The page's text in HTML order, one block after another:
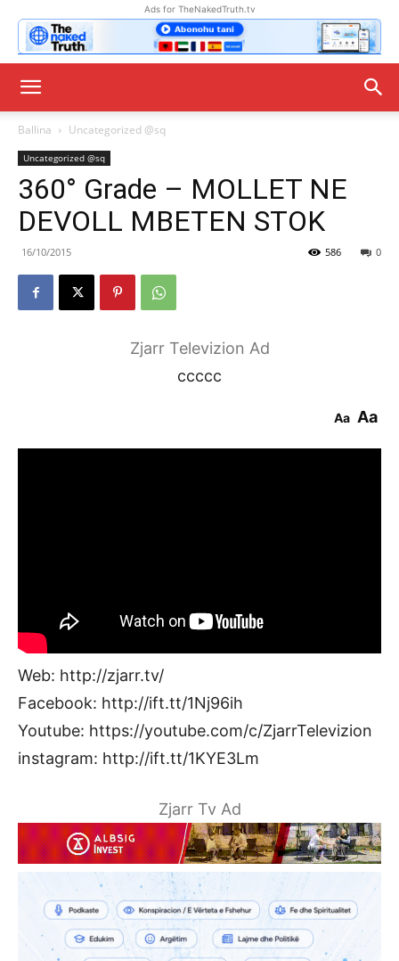
Ads for TheNakedTruth.tv
Ballina Uncategorized @sq
Uncategorized @sq
360° Grade – MOLLET NE
DEVOLL MBETEN STOK
16/10/2015 0
586
Zjarr Televizion Ad
ccccc
Aa Aa
Web: http://zjarr.tv/
Facebook: http://ift.tt/1Nj96ih
Youtube: https://youtube.com/c/ZjarrTelevizion
instagram: http://ift.tt/1KYE3Lm
Zjarr Tv Ad